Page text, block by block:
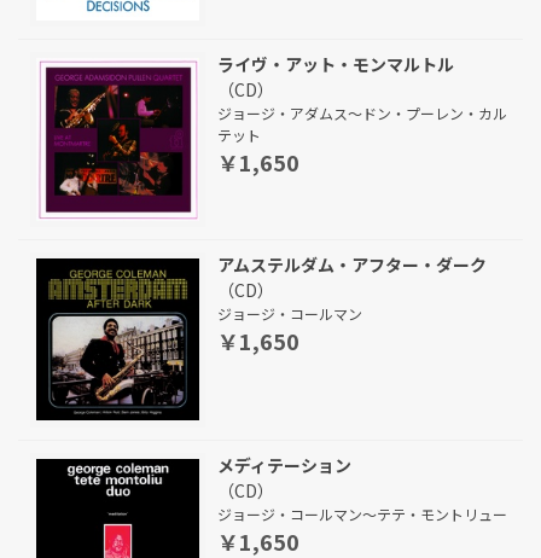
ライヴ・アット・モンマルトル
（CD）
ジョージ・アダムス～ドン・プーレン・カル
テット
￥1,650
アムステルダム・アフター・ダーク
（CD）
ジョージ・コールマン
￥1,650
メディテーション
（CD）
ジョージ・コールマン～テテ・モントリュー
￥1,650